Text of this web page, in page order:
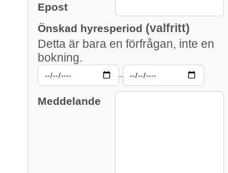
Epost
Önskad hyresperiod (valfritt)
Detta är bara en förfrågan, inte en
bokning.
–
Meddelande